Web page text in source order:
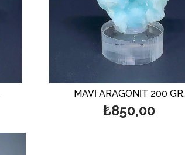
MAVİ ARAGONİT 200 GR.
₺850,00